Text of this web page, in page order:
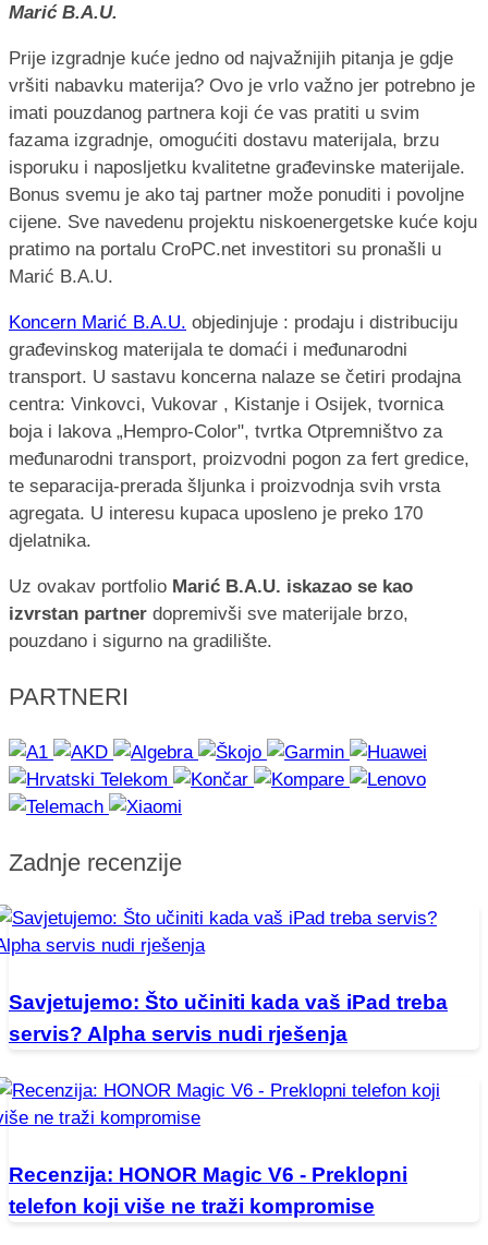
Marić B.A.U.
Prije izgradnje kuće jedno od najvažnijih pitanja je gdje
vršiti nabavku materija? Ovo je vrlo važno jer potrebno je
imati pouzdanog partnera koji će vas pratiti u svim
fazama izgradnje, omogućiti dostavu materijala, brzu
isporuku i naposljetku kvalitetne građevinske materijale.
Bonus svemu je ako taj partner može ponuditi i povoljne
cijene. Sve navedenu projektu niskoenergetske kuće koju
pratimo na portalu CroPC.net investitori su pronašli u
Marić B.A.U.
Koncern Marić B.A.U. objedinjuje : prodaju i distribuciju
građevinskog materijala te domaći i međunarodni
transport. U sastavu koncerna nalaze se četiri prodajna
centra: Vinkovci, Vukovar , Kistanje i Osijek, tvornica
boja i lakova „Hempro-Color", tvrtka Otpremništvo za
međunarodni transport, proizvodni pogon za fert gredice,
te separacija-prerada šljunka i proizvodnja svih vrsta
agregata. U interesu kupaca uposleno je preko 170
djelatnika.
Uz ovakav portfolio Marić B.A.U. iskazao se kao
izvrstan partner dopremivši sve materijale brzo,
pouzdano i sigurno na gradilište.
PARTNERI
Zadnje recenzije
Savjetujemo: Što učiniti kada vaš iPad treba
servis? Alpha servis nudi rješenja
Recenzija: HONOR Magic V6 - Preklopni
telefon koji više ne traži kompromise